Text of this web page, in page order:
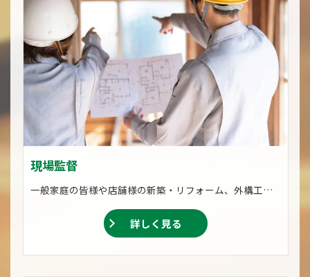
現場監督
一般家庭の皆様や店舗様の新築・リフォーム、外構工事はもちろん、幸田駅や相見駅のモニュメント設置工事、大井池の整備工事などの公共工事などの比較的大規模な土木工事まで、建築・建設に関することはなんでも対応いたします。
詳しく見る